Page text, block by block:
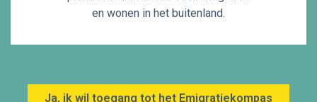
en wonen in het buitenland.
Ja, ik wil toegang tot het Emigratiekompas